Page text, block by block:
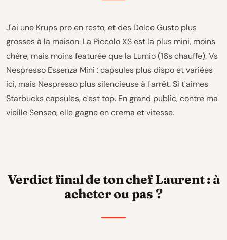
J'ai une Krups pro en resto, et des Dolce Gusto plus
grosses à la maison. La Piccolo XS est la plus mini, moins
chère, mais moins featurée que la Lumio (16s chauffe). Vs
Nespresso Essenza Mini : capsules plus dispo et variées
ici, mais Nespresso plus silencieuse à l'arrêt. Si t'aimes
Starbucks capsules, c'est top. En grand public, contre ma
vieille Senseo, elle gagne en crema et vitesse.
Verdict final de ton chef Laurent : à
acheter ou pas ?